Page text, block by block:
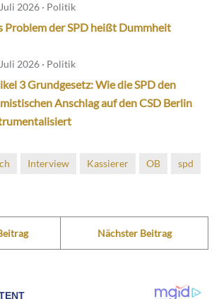
2026 · Politik
Problem der SPD heißt Dummheit
2026 · Politik
3 Grundgesetz: Wie die SPD den
Anschlag auf den CSD Berlin
Interview Kassierer OB
spd
Nächster Beitrag